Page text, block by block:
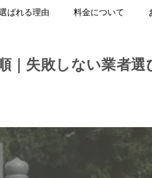
ばれる理由 料金について
｜失敗しない業者選